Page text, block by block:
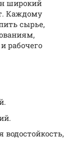
широкий
Каждому
сырье,
рабочего